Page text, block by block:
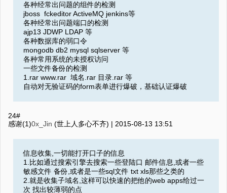
各种经常出问题的组件的检测
jboss fckeditor ActiveMQ jenkins等
各种经常出问题端口的检测
ajp13 JDWP LDAP 等
各种数据库的弱口令
mongodb db2 mysql sqlserver 等
各种常用系统的未授权访问
一些文件备份的检测
1.rar www.rar 域名.rar 目录.rar 等
自动对无验证码的form表单进行爆破，基础认证爆破
24#
感谢(1)0x_Jin (世上人多心不齐) | 2015-08-13 13:51
信息收集,一切能打开口子的信息
1.比如通过搜索引擎去搜索一些登陆口 邮件信息,或者一些
敏感文件 备份,或者是一些sql文件 txt xls那些之类的
2.就是收集子域名,这样可以快速的把他的web apps给过一
次 找出较薄弱的点